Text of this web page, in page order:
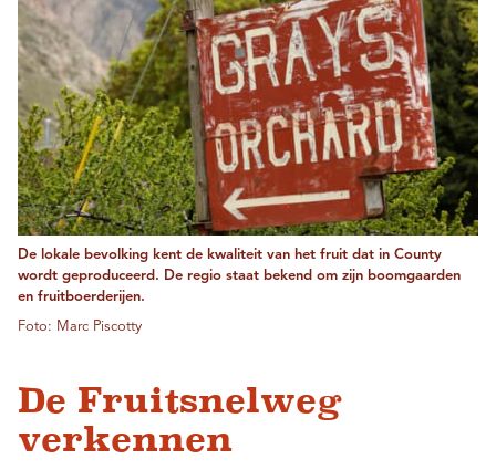
De lokale bevolking kent de kwaliteit van het fruit dat in County
wordt geproduceerd. De regio staat bekend om zijn boomgaarden
en fruitboerderijen.
Foto: Marc Piscotty
De Fruitsnelweg
verkennen